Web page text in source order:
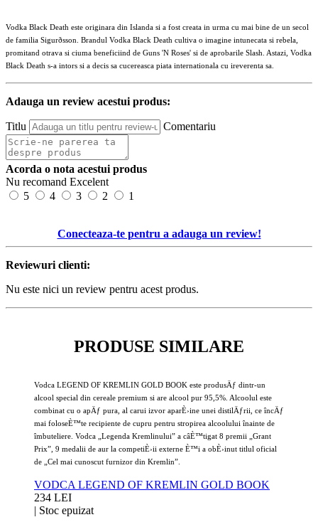
Vodka Black Death este originara din Islanda si a fost creata in urma cu mai bine de un secol
de familia Sigurðsson. Brandul Vodka Black Death cultiva o imagine intunecata si rebela,
promitand otrava si ciuma beneficiind de Guns 'N Roses' si de aprobarile Slash. Astazi, Vodka
Black Death s-a intors si a decis sa cucereasca piata internationala cu ireverenta sa.
Adauga un review acestui produs:
Titlu Comentariu
Acorda o nota acestui produs
Nu recomand Excelent
5
4 3 2 1
Conecteaza-te pentru a adauga un review!
Reviewuri clienti:
Nu este nici un review pentru acest produs.
PRODUSE SIMILARE
Vodca LEGEND OF KREMLIN GOLD BOOK este produsÄƒ dintr-un
alcool special din cereale premium si are alcool pur 95,5%. Alcoolul este
combinat cu o apÄƒ pura, al carui izvor aparÈ›ine unei distilÄƒrii, ce încÄƒ
mai foloseÈ™te recipiente de cupru pentru stropirea alcoolului înainte de
îmbuteliere. Vodca „Legenda Kremlinului” a câÈ™tigat 8 premii „Grant
Prix”, 9 medalii de aur la competiÈ›ii externe È™i a obÈ›inut titlul oficial
de „Cel mai cunoscut furnizor din Kremlin”.
VODCA LEGEND OF KREMLIN GOLD BOOK
234 LEI
| Stoc epuizat